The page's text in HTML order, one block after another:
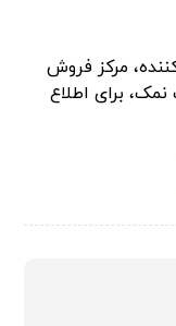
مرکز فروش
برای اطلاع